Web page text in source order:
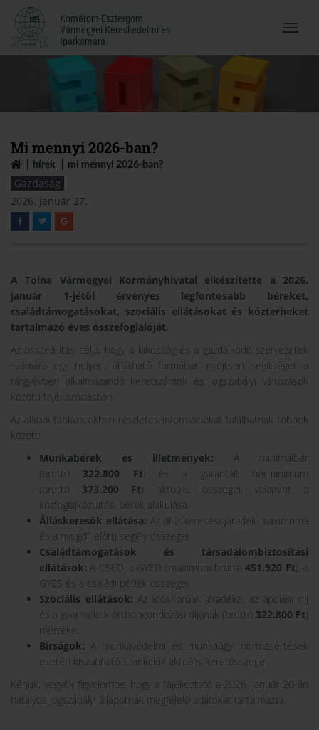
Komárom-Esztergom
Vármegyei Kereskedelmi és
Iparkamara
Komárom-Esztergom
Vármegyei Kereskedelmi és
Iparkamara
Menü
Mi mennyi 2026-ban?
hírek mi mennyi 2026-ban?
Gazdaság
2026. január 27.
A Tolna Vármegyei Kormányhivatal elkészítette a 2026.
január 1-jétől érvényes legfontosabb béreket,
családtámogatásokat, szociális ellátásokat és közterheket
tartalmazó éves összefoglalóját.
Az összeállítás célja, hogy a lakosság és a gazdálkodó szervezetek
számára egy helyen, átlátható formában nyújtson segítséget a
tárgyévben alkalmazandó keretszámok és jogszabályi változások
közötti tájékozódásban.
Az alábbi táblázatokban részletes információkat találhatnak többek
között:
Munkabérek és illetmények: A minimálbér
(bruttó 322.800 Ft) és a garantált bérminimum
(bruttó 373.200 Ft) aktuális összegei, valamint a
közfoglalkoztatási bérek alakulása.
Álláskeresők ellátása: Az álláskeresési járadék maximuma
és a nyugdíj előtti segély összegei.
Családtámogatások és társadalombiztosítási
ellátások: A CSED, a GYED (maximum bruttó451.920 Ft), a
GYES és a családi pótlék összegei.
Szociális ellátások: Az időskorúak járadéka, az ápolási díj
és a gyermekek otthongondozási díjának (bruttó 322.800 Ft)
mértéke.
Bírságok: A munkavédelmi és munkaügyi normasértések
esetén kiszabható szankciók aktuális keretösszegei.
Kérjük, vegyék figyelembe, hogy a tájékoztató a 2026. január 20-án
hatályos jogszabályi állapotnak megfelelő adatokat tartalmazza.